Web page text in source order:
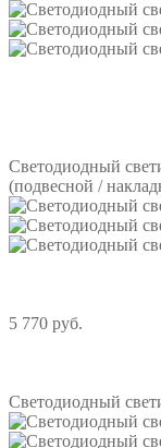
Светодиодный
(подвесной /
5 770 руб.
Светодиодный